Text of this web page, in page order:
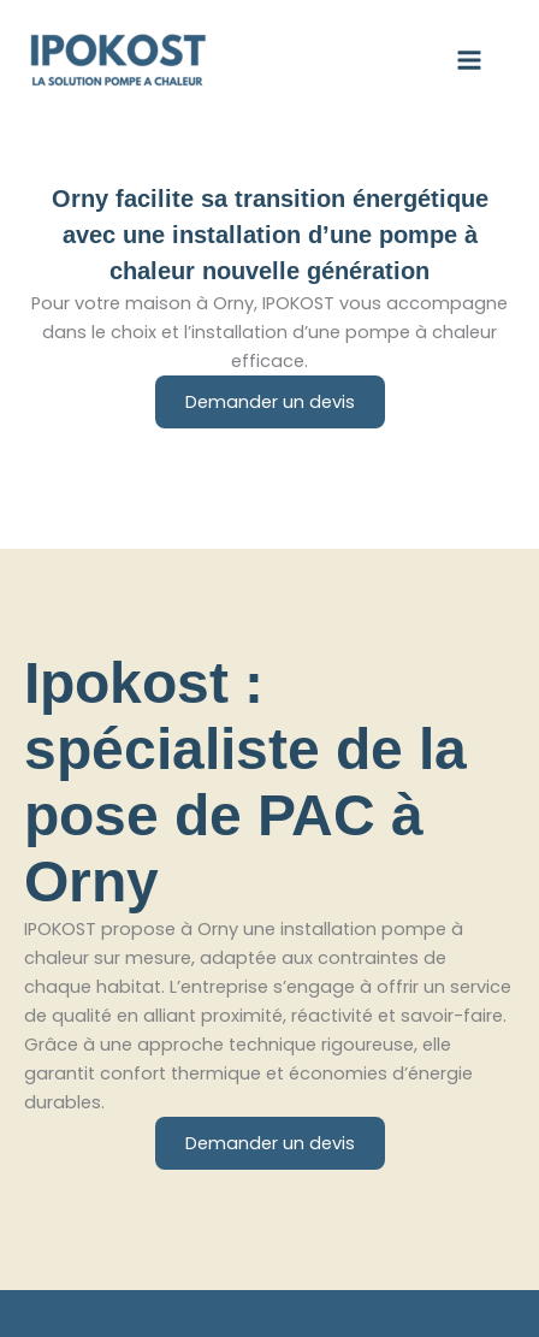
contenu
Orny facilite sa transition énergétique
avec une installation d’une pompe à
chaleur nouvelle génération
Pour votre maison à Orny, IPOKOST vous accompagne
dans le choix et l’installation d’une pompe à chaleur
efficace.
Demander un devis
Ipokost :
spécialiste de la
pose de PAC à
Orny
IPOKOST propose à Orny une installation pompe à
chaleur sur mesure, adaptée aux contraintes de
chaque habitat. L’entreprise s’engage à offrir un service
de qualité en alliant proximité, réactivité et savoir-faire.
Grâce à une approche technique rigoureuse, elle
garantit confort thermique et économies d’énergie
durables.
Demander un devis